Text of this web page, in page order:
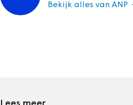
Bekijk alles van ANP